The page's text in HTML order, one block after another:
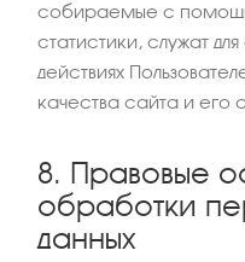
собираемые с
статистики, служат
действиях
качества сайта и его
8. Правовые
обработки
данных